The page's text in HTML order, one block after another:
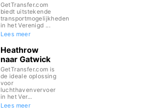
GetTransfer.com
biedt uitstekende
transportmogelijkheden
in het Verenigd ...
Lees meer
Heathrow
naar Gatwick
GetTransfer.com is
de ideale oplossing
voor
luchthavenvervoer
in het Ver...
Lees meer